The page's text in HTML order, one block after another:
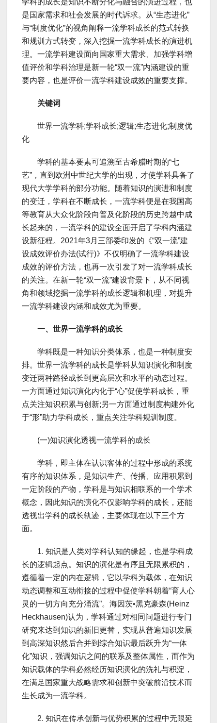
学科的成长是知识不断分化与融合的演进过程，也
是国家需求和社会发展的时代诉求。从“生态进化”
与“制度优化”的视角阐释一流学科成长的范式转换
和规训方式转变，深入挖掘一流学科成长的演进机
理。一流学科建设面向国家重大需求、加强学科增
值评价和学科治理是新一轮“双一流”内涵建设的重
要内容，也是评价一流学科建设成效的重要支撑。
关键词
世界一流学科;学科成长;逻辑;生态进化;制度优
化
学科的基本要素可追溯至古希腊时期的“七
艺”，直到欧洲中世纪大学的出现，才使学科具备了
现代大学学科的部分功能。随着知识的演进和制度
的变迁，学科在不断成长，一流学科便是在我国高
等教育从大众化阶段向普及化阶段的历史跨越中成
长起来的，一流学科的建设全面开启了学科内涵建
设新征程。2021年3月三部委印发的《“双一流”建
设成效评价办法(试行)》不仅明确了一流学科建设
成效的评价方法，也再一次引发了对一流学科成长
的关注。在新一轮“双一流”建设背景下，从不同视
角和领域挖掘一流学科的成长逻辑和机理，对提升
一流学科建设内涵和成效尤为重要。
一、世界一流学科的成长
学科既是一种知识分类体系，也是一种制度安
排。世界一流学科的成长是学科从知识演化和制度
变迁两种路径成长到更高层次和水平的动态过程。
一方面通过知识演化内化于“心”促使学科成长，重
点关注知识积累与创新;另一方面通过制度构建外化
于“形”助力学科成长，重点关注学科规训制度。
(一)知识演化透视一流学科的成长
学科，即主体在认识客体的过程中形成的系统
有序的知识体系，是知识生产、传播、应用积累到
一定阶段的产物，学科是与知识相联系的一个学术
概念，因此知识的演化不仅影响学科的成长，还能
透视出学科的成长轨迹，主要体现在以下三个方
面。
1. 知识是人类对学科认知的缘起，也是学科成
长的逻辑起点。知识的演化是有序且无限累积的，
遵循着一定的内在逻辑，它以学科为载体，在知识
动态调整和互动衔接的过程中促使学科朝着“育人心
灵的一切方向充分涌流”。海因茨•黑克豪森(Heinz
Heckhausen)认为，学科通过对相同问题进行专门
研究来达到知识的新旧更替，实现从普遍知识发展
到高深知识然后合并到综合知识最后跃升为“一体
化”知识，强调知识之间的联系及整体属性，而作为
知识载体的学科必然经历知识演化的洗礼与积淀，
在满足国家重大战略需求和创新中突破前沿技术而
生长成为一流学科。
2. 知识在传承创新与优势积累的过程中无限延